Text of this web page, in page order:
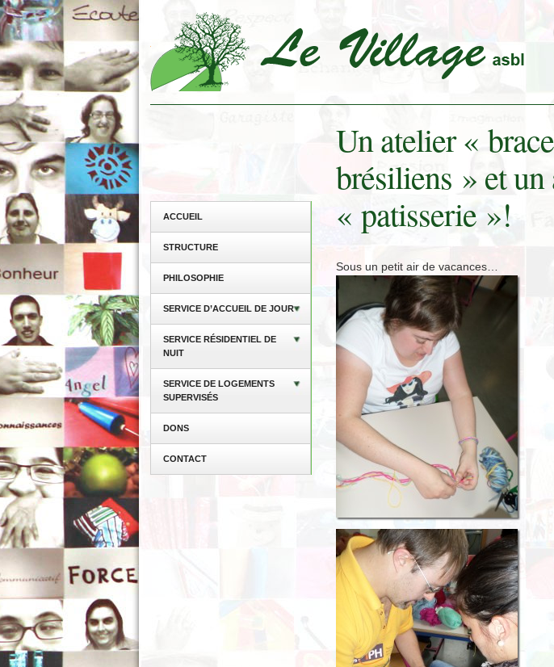
Un atelier «
brésiliens » et un
« patisserie »!
ACCUEIL
STRUCTURE
PHILOSOPHIE
SERVICE D’ACCUEIL DE JOUR
SERVICE RÉSIDENTIEL DE
NUIT
SERVICE DE LOGEMENTS
SUPERVISÉS
DONS
CONTACT
Sous un petit air de vacances…